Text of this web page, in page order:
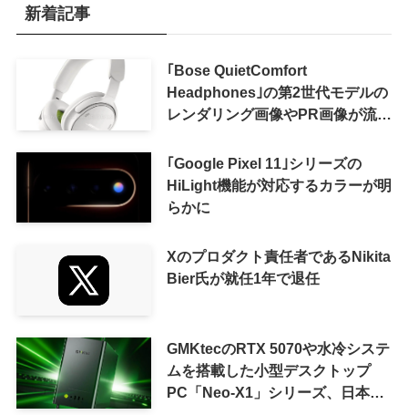
新着記事
｢Bose QuietComfort
Headphones｣の第2世代モデルの
レンダリング画像やPR画像が流出
｢Google Pixel 11｣シリーズの
HiLight機能が対応するカラーが明
らかに
Xのプロダクト責任者であるNikita
Bier氏が就任1年で退任
GMKtecのRTX 5070や水冷システ
ムを搭載した小型デスクトップ
PC「Neo-X1」シリーズ、日本で